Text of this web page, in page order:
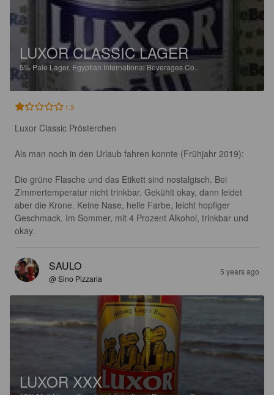
LUXOR CLASSIC LAGER
5% Pale Lager. Egyptian International Beverages Co..
1.3
Luxor Classic Prösterchen
Als man noch in den Urlaub fahren konnte (Frühjahr 2019):
Die grüne Flasche und das Etikett sind nostalgisch. Bei
Zimmertemperatur nicht trinkbar. Gekühlt okay, dann leidet
aber die Krone. Keine Nase, helle Farbe, leicht hopfiger
Geschmack. Im Sommer, mit 4 Prozent Alkohol, trinkbar und
okay.
SAULO
@ Sino Pizzaria
5 years ago
LUXOR XXX